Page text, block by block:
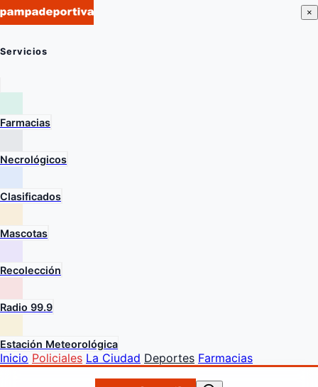
×
Servicios
Farmacias
Necrológicos
Clasificados
Mascotas
Recolección
Radio 99.9
Estación Meteorológica
Inicio Policiales La Ciudad Deportes Farmacias